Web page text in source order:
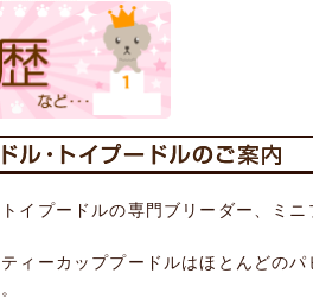
イプードルの専門ブリーダー、ミニ
ィーカッププードルはほとんどの